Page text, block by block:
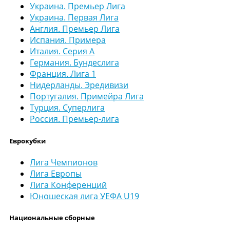
Украина. Премьер Лига
Украина. Первая Лига
Англия. Премьер Лига
Испания. Примера
Италия. Серия А
Германия. Бундеслига
Франция. Лига 1
Нидерланды. Эредивизи
Португалия. Примейра Лига
Турция. Суперлига
Россия. Премьер-лига
Еврокубки
Лига Чемпионов
Лига Европы
Лига Конференций
Юношеская лига УЕФА U19
Национальные сборные